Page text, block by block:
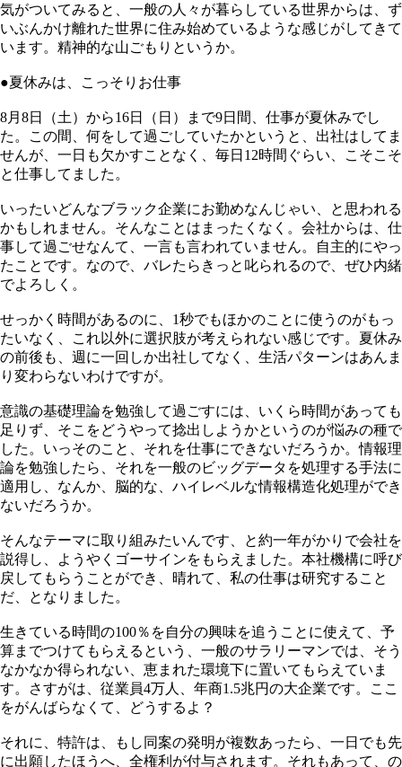
気がついてみると、一般の人々が暮らしている世界からは、ず
いぶんかけ離れた世界に住み始めているような感じがしてきて
います。精神的な山ごもりというか。
●夏休みは、こっそりお仕事
8月8日（土）から16日（日）まで9日間、仕事が夏休みでし
た。この間、何をして過ごしていたかというと、出社はしてま
せんが、一日も欠かすことなく、毎日12時間ぐらい、こそこそ
と仕事してました。
いったいどんなブラック企業にお勤めなんじゃい、と思われる
かもしれません。そんなことはまったくなく。会社からは、仕
事して過ごせなんて、一言も言われていません。自主的にやっ
たことです。なので、バレたらきっと叱られるので、ぜひ内緒
でよろしく。
せっかく時間があるのに、1秒でもほかのことに使うのがもっ
たいなく、これ以外に選択肢が考えられない感じです。夏休み
の前後も、週に一回しか出社してなく、生活パターンはあんま
り変わらないわけですが。
意識の基礎理論を勉強して過ごすには、いくら時間があっても
足りず、そこをどうやって捻出しようかというのが悩みの種で
した。いっそのこと、それを仕事にできないだろうか。情報理
論を勉強したら、それを一般のビッグデータを処理する手法に
適用し、なんか、脳的な、ハイレベルな情報構造化処理ができ
ないだろうか。
そんなテーマに取り組みたいんです、と約一年がかりで会社を
説得し、ようやくゴーサインをもらえました。本社機構に呼び
戻してもらうことができ、晴れて、私の仕事は研究すること
だ、となりました。
生きている時間の100％を自分の興味を追うことに使えて、予
算までつけてもらえるという、一般のサラリーマンでは、そう
なかなか得られない、恵まれた環境下に置いてもらえていま
す。さすがは、従業員4万人、年商1.5兆円の大企業です。ここ
をがんばらなくて、どうするよ？
それに、特許は、もし同案の発明が複数あったら、一日でも先
に出願したほうへ、全権利が付与されます。それもあって、の